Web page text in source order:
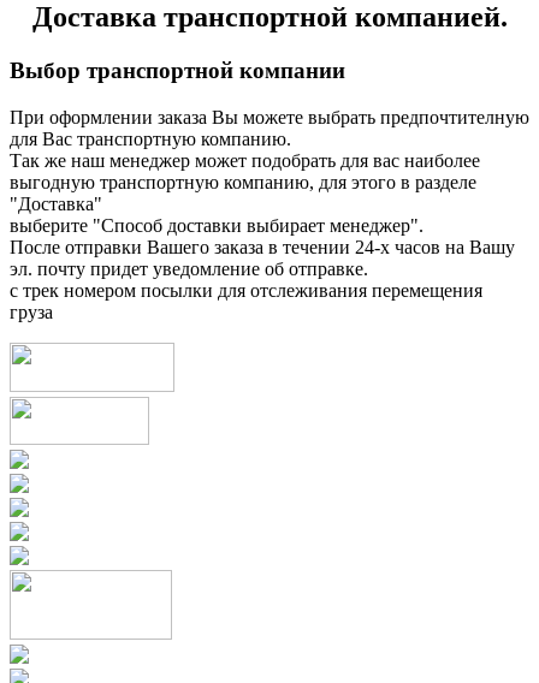
Доставка транспортной компанией.
Выбор транспортной компании
При оформлении заказа Вы можете выбрать предпочтителную
для Вас транспортную компанию.
Так же наш менеджер может подобрать для вас наиболее
выгодную транспортную компанию, для этого в разделе
"Доставка"
выберите "Способ доставки выбирает менеджер".
После отправки Вашего заказа в течении 24-х часов на Вашу
эл. почту придет уведомление об отправке.
с трек номером посылки для отслеживания перемещения
груза